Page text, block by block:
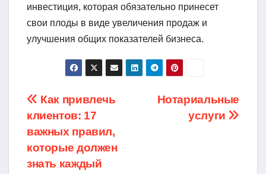
инвестиция, которая обязательно принесет
свои плоды в виде увеличения продаж и
улучшения общих показателей бизнеса.
Навигация
по
записям
Нотариальные
услуги
Как привлечь
клиентов: 17
важных правил,
которые должен
знать каждый